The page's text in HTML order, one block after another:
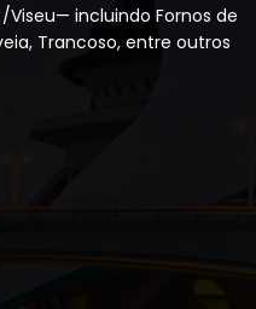
incluindo Fornos de
Trancoso, entre outros